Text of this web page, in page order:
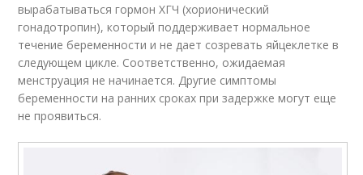
вырабатываться гормон ХГЧ (хорионический
гонадотропин), который поддерживает нормальное
течение беременности и не дает созревать яйцеклетке в
следующем цикле. Соответственно, ожидаемая
менструация не начинается. Другие симптомы
беременности на ранних сроках при задержке могут еще
не проявиться.